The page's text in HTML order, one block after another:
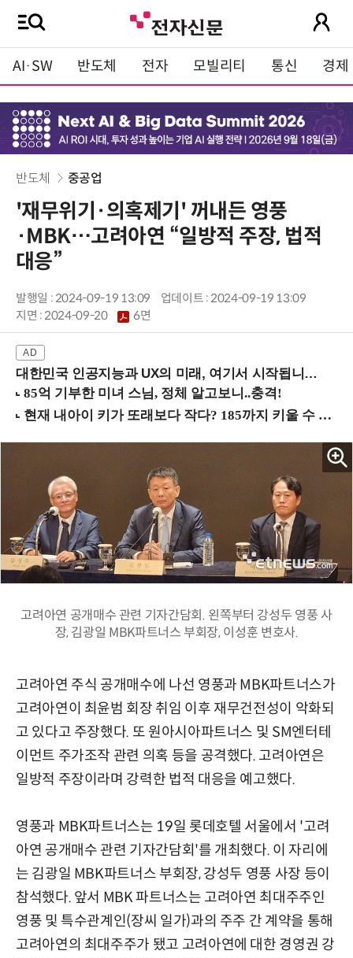
AI·SW 반도체 전자 모빌리티 통신 경제
반도체 중공업
'재무위기·의혹제기' 꺼내든 영풍
·MBK…고려아연 “일방적 주장, 법적
대응”
발행일 : 2024-09-19 13:09
업데이트 : 2024-09-19 13:09
지면 :2024-09-20 6면
대한민국 인공지능과 UX의 미래, 여기서 시작됩니다! (9/2 강남역)
고려아연 공개매수 관련 기자간담회. 왼쪽부터 강성두 영풍 사
장, 김광일 MBK파트너스 부회장, 이성훈 변호사.
고려아연 주식 공개매수에 나선 영풍과 MBK파트너스가
고려아연이 최윤범 회장 취임 이후 재무건전성이 악화되
고 있다고 주장했다. 또 원아시아파트너스 및 SM엔터테
이먼트 주가조작 관련 의혹 등을 공격했다. 고려아연은
일방적 주장이라며 강력한 법적 대응을 예고했다.
영풍과 MBK파트너스는 19일 롯데호텔 서울에서 '고려
아연 공개매수 관련 기자간담회'를 개최했다. 이 자리에
는 김광일 MBK파트너스 부회장, 강성두 영풍 사장 등이
참석했다. 앞서 MBK 파트너스는 고려아연 최대주주인
영풍 및 특수관계인(장씨 일가)과의 주주 간 계약을 통해
고려아연의 최대주주가 됐고 고려아연에 대한 경영권 강